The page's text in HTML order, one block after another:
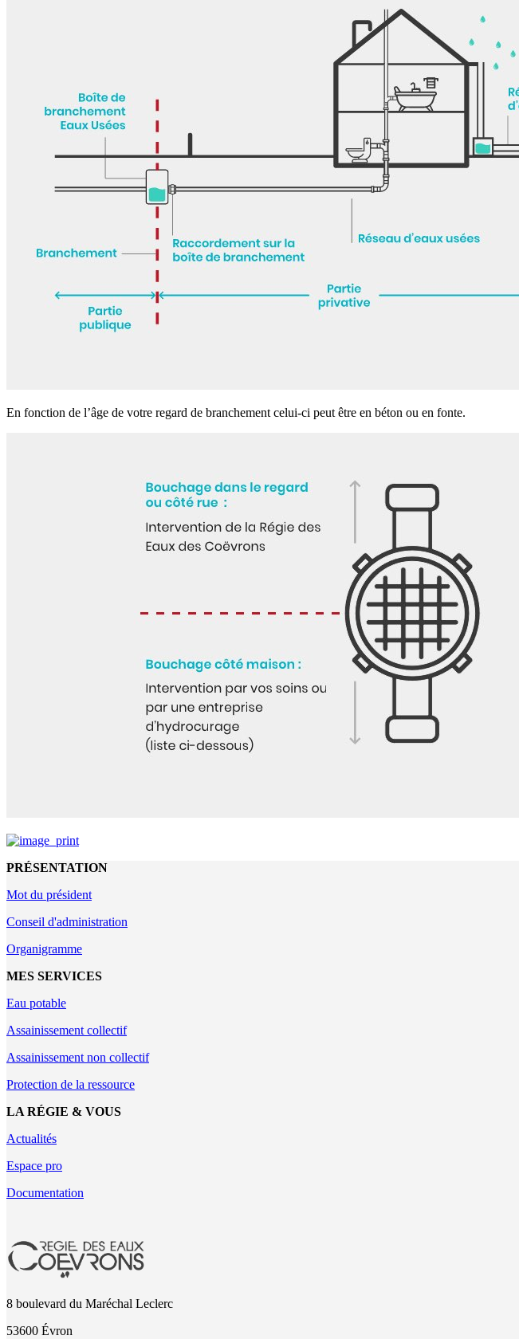
En fonction de l’âge de votre regard de branchement celui-ci peut être en béton ou en fonte.
PRÉSENTATION
Mot du président
Conseil d'administration
Organigramme
MES SERVICES
Eau potable
Assainissement collectif
Assainissement non collectif
Protection de la ressource
LA RÉGIE & VOUS
Actualités
Espace pro
Documentation
8 boulevard du Maréchal Leclerc
53600 Évron